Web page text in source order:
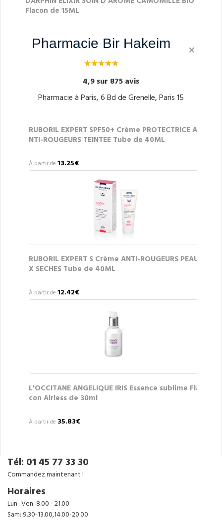
×
Pharmacie Bir Hakeim
4,9 sur 875 avis
Pharmacie à Paris, 6 Bd de Grenelle, Paris 15
Flacon de 15ML
RUBORIL EXPERT SPF50+ Crème PROTECTRICE A
NTI-ROUGEURS TEINTEE Tube de 40ML
À partir de13.25€
RUBORIL EXPERT S Crème ANTI-ROUGEURS PEAU
X SECHES Tube de 40ML
À partir de12.42€
L'OCCITANE ANGELIQUE IRIS Essence sublime Fla
con Airless de 30ml
À partir de 35.83€
Tél: 01 45 77 33 30
Commandez maintenant !
Horaires
Lun- Ven: 8.00 - 21.00
Sam: 9.30-13.00,14.00-20.00